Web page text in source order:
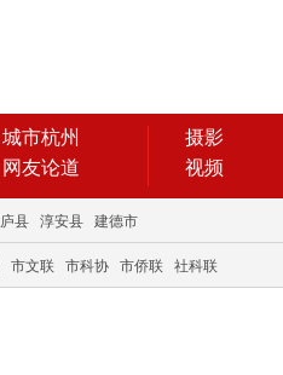
城市杭州
网友论道
摄影
视频
县 淳安县 建德市
市文联 市科协 市侨联 社科联